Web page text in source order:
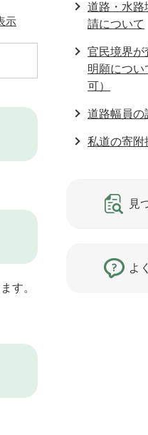
示
す。
道路・水路
請について
官民境界が
明願につ
可）
道路幅員の
私道の寄附
見
よ